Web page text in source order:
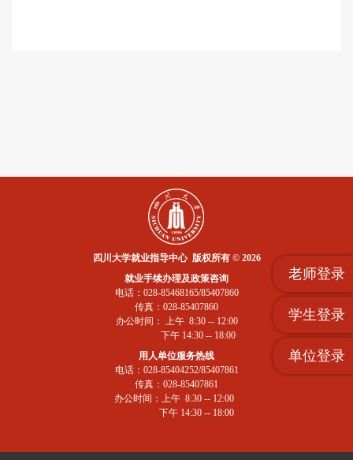
老师登录
学生登录
单位登录
四川大学就业指导中心 版权所有 © 2026
就业手续办理及政策咨询
电话：028-85468165/85407860
传真：028-85407860
办公时间： 上午 8:30 -- 12:00
下午 14:30 -- 18:00
用人单位服务热线
电话：028-85404252/85407861
传真：028-85407861
办公时间：上午 8:30 -- 12:00
下午 14:30 -- 18:00